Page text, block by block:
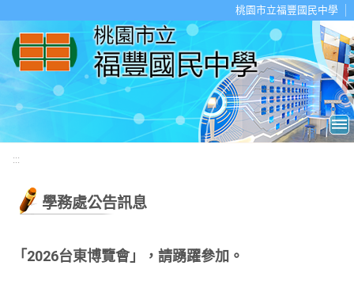
桃園市立福豐國民中學
:::
學務處公告訊息
「2026台東博覽會」，請踴躍參加。